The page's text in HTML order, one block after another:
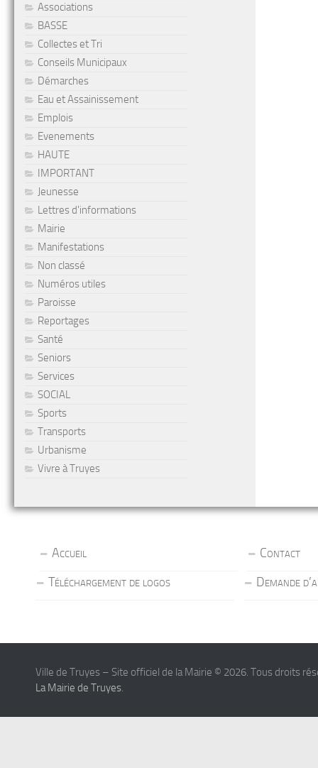
Associations
BASSE
Collectes et Tri
Conseils Municipaux
Démarches
Eau et Assainissement
Emplois
Evenements
HAUTE
IMPORTANT
Jeunesse
Lettres d'informations
Mairie
Manifestations
Non classé
Numéros utiles
Paroisse
Reportages
Santé
Seniors
Services
SOCIAL
Sports
Transports
Urbanisme
Vivre à Truyes
Accueil
Contact
Téléchargement de logos
Demande
Ville de Truyes – Site officiel de la Mairie © 2026. Tous droits
La Mairie de Truyes.